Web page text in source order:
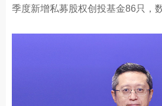
季度新增私募股权创投基金86只，